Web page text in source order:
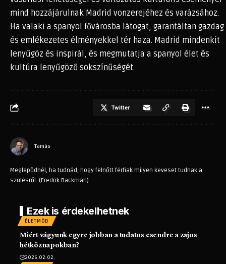
mind hozzájárulnak Madrid vonzerejéhez és varázsához.
Ha valaki a spanyol fővárosba látogat, garantáltan gazdag
és emlékezetes élményekkel tér haza. Madrid mindenkit
lenyűgöz és inspirál, és megmutatja a spanyol élet és
kultúra lenyűgöző sokszínűségét.
Twitter
Tamás
Meglepődnél, ha tudnád, hogy felnőtt férfiak milyen keveset tudnak a
szülésről. (Fredrik Backman)
Ezek is érdekelhetnek
ÉLETMÓD
Miért vágyunk egyre jobban a tudatos csendre a zajos
hétköznapokban?
2026.02.02.